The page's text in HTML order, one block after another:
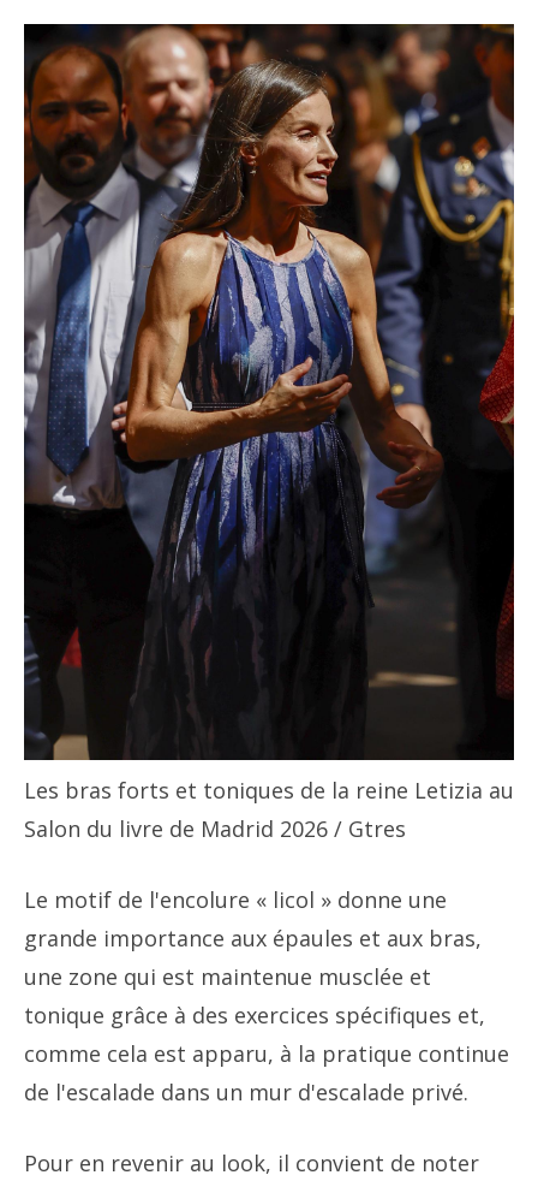
Les bras forts et toniques de la reine Letizia au
Salon du livre de Madrid 2026 / Gtres
Le motif de l'encolure « licol » donne une
grande importance aux épaules et aux bras,
une zone qui est maintenue musclée et
tonique grâce à des exercices spécifiques et,
comme cela est apparu, à la pratique continue
de l'escalade dans un mur d'escalade privé.
Pour en revenir au look, il convient de noter